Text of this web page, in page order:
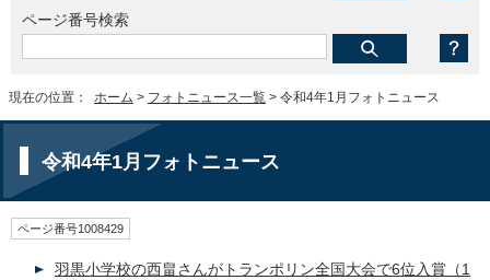
ページ番号検索
現在の位置： ホーム > フォトニュース一覧 > 令和4年1月フォトニュース
令和4年1月フォトニュース
ページ番号1008429
羽黒小学校の西畠さんがトランポリン全国大会で6位入賞（1